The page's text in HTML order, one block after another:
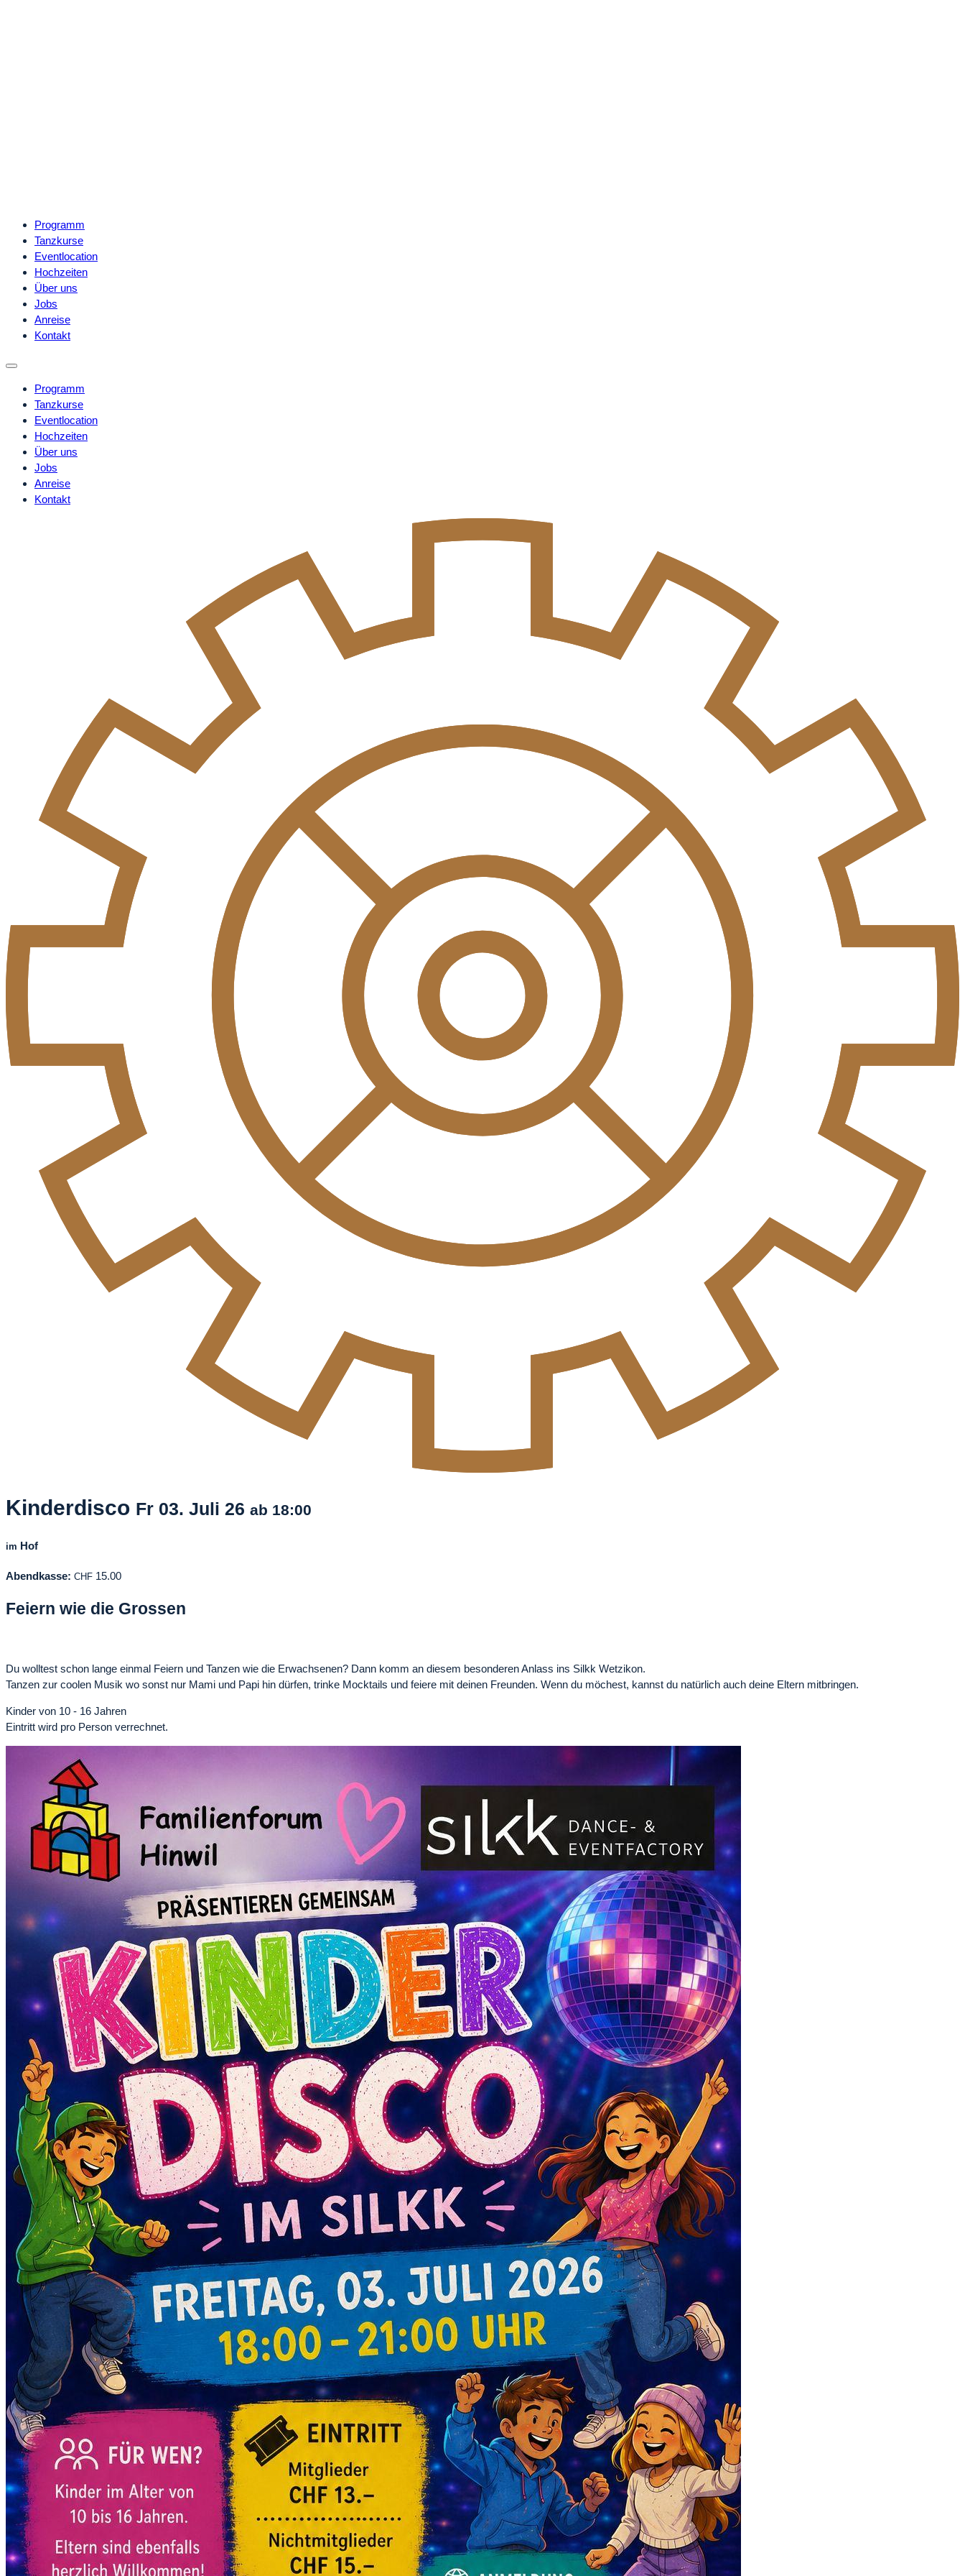
Programm
Tanzkurse
Eventlocation
Hochzeiten
Über uns
Jobs
Anreise
Kontakt
Programm
Tanzkurse
Eventlocation
Hochzeiten
Über uns
Jobs
Anreise
Kontakt
Kinderdisco Fr 03. Juli 26 ab 18:00
im Hof
Abendkasse: CHF 15.00
Feiern wie die Grossen
Du wolltest schon lange einmal Feiern und Tanzen wie die Erwachsenen? Dann komm an diesem besonderen Anlass ins Silkk Wetzikon.
Tanzen zur coolen Musik wo sonst nur Mami und Papi hin dürfen, trinke Mocktails und feiere mit deinen Freunden. Wenn du möchest, kannst du natürlich auch deine Eltern mitbringen.
Kinder von 10 - 16 Jahren
Eintritt wird pro Person verrechnet.